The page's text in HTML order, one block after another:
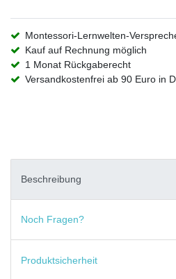
Montessori-Lernwelten-
Kauf auf Rechnung möglich
1 Monat Rückgaberecht
Versandkostenfrei ab 90 Euro in
Beschreibung
Noch Fragen?
Produktsicherheit